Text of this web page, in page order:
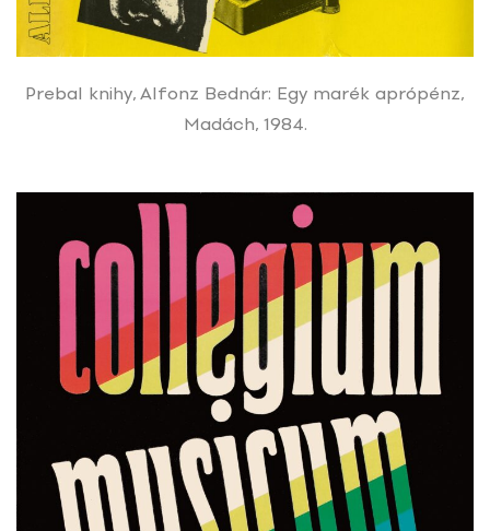
Prebal knihy, Alfonz Bednár: Egy marék aprópénz,
Madách, 1984.